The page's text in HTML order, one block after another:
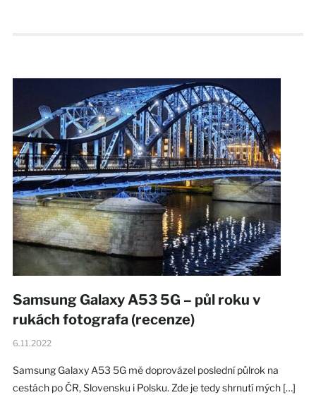
Samsung Galaxy A53 5G – půl roku v
rukách fotografa (recenze)
6.11.2022
Samsung Galaxy A53 5G mě doprovázel poslední půlrok na
cestách po ČR, Slovensku i Polsku. Zde je tedy shrnutí mých […]